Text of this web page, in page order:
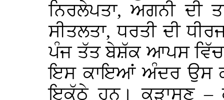
ਨਿਰਲੇਪਤਾ, ਅਗਨੀ ਦੀ
ਸੀਤਲਤਾ, ਧਰਤੀ ਦੀ
ਪੰਜ ਤੱਤ ਬੇਸ਼ੱਕ ਆਪਸ ਵਿੱਚ
ਇਸ ਕਾਇਆਂ ਅੰਦਰ ਉਸ
ਇਕੱਠੇ ਹਨ। ਕੜਾਸਣੁ –